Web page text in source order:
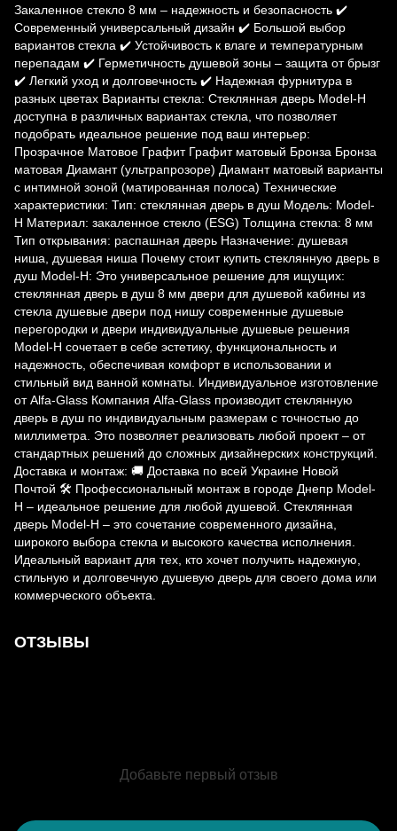
Закаленное стекло 8 мм – надежность и безопасность ✔️
Современный универсальный дизайн ✔️ Большой выбор
вариантов стекла ✔️ Устойчивость к влаге и температурным
перепадам ✔️ Герметичность душевой зоны – защита от брызг
✔️ Легкий уход и долговечность ✔️ Надежная фурнитура в
разных цветах Варианты стекла: Стеклянная дверь Model-H
доступна в различных вариантах стекла, что позволяет
подобрать идеальное решение под ваш интерьер:
Прозрачное Матовое Графит Графит матовый Бронза Бронза
матовая Диамант (ультрапрозоре) Диамант матовый варианты
с интимной зоной (матированная полоса) Технические
характеристики: Тип: стеклянная дверь в душ Модель: Model-
H Материал: закаленное стекло (ESG) Толщина стекла: 8 мм
Тип открывания: распашная дверь Назначение: душевая
ниша, душевая ниша Почему стоит купить стеклянную дверь в
душ Model-H: Это универсальное решение для ищущих:
стеклянная дверь в душ 8 мм двери для душевой кабины из
стекла душевые двери под нишу современные душевые
перегородки и двери индивидуальные душевые решения
Model-H сочетает в себе эстетику, функциональность и
надежность, обеспечивая комфорт в использовании и
стильный вид ванной комнаты. Индивидуальное изготовление
от Alfa-Glass Компания Alfa-Glass производит стеклянную
дверь в душ по индивидуальным размерам с точностью до
миллиметра. Это позволяет реализовать любой проект – от
стандартных решений до сложных дизайнерских конструкций.
Доставка и монтаж: 🚚 Доставка по всей Украине Новой
Почтой 🛠 Профессиональный монтаж в городе Днепр Model-
H – идеальное решение для любой душевой. Стеклянная
дверь Model-H – это сочетание современного дизайна,
широкого выбора стекла и высокого качества исполнения.
Идеальный вариант для тех, кто хочет получить надежную,
стильную и долговечную душевую дверь для своего дома или
коммерческого объекта.
ОТЗЫВЫ
Добавьте первый отзыв